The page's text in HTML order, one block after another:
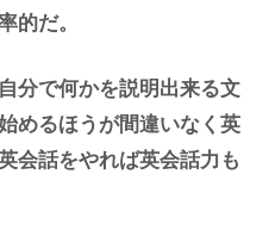
的だ。
分で何かを説明出来る文
めるほうが間違いなく英
会話をやれば英会話力も